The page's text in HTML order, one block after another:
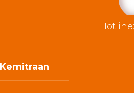
Hotline:
Kemitraan